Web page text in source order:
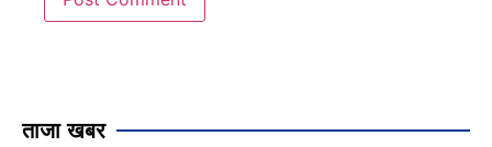
ताजा खबर